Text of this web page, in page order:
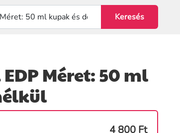
Méret: 50 ml
4 800 Ft